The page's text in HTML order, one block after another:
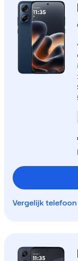
Vergelijk telefoon